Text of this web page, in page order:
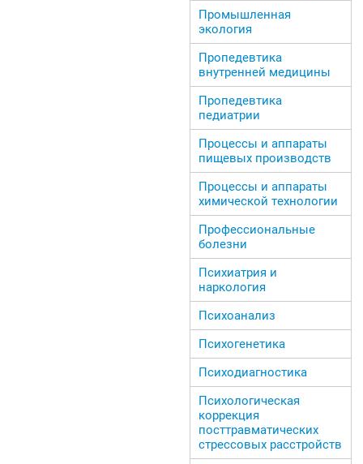
Промышленная
экология
Пропедевтика
внутренней медицины
Пропедевтика
педиатрии
Процессы и аппараты
пищевых производств
Процессы и аппараты
химической технологии
Профессиональные
болезни
Психиатрия и
наркология
Психоанализ
Психогенетика
Психодиагностика
Психологическая
коррекция
посттравматических
стрессовых расстройств